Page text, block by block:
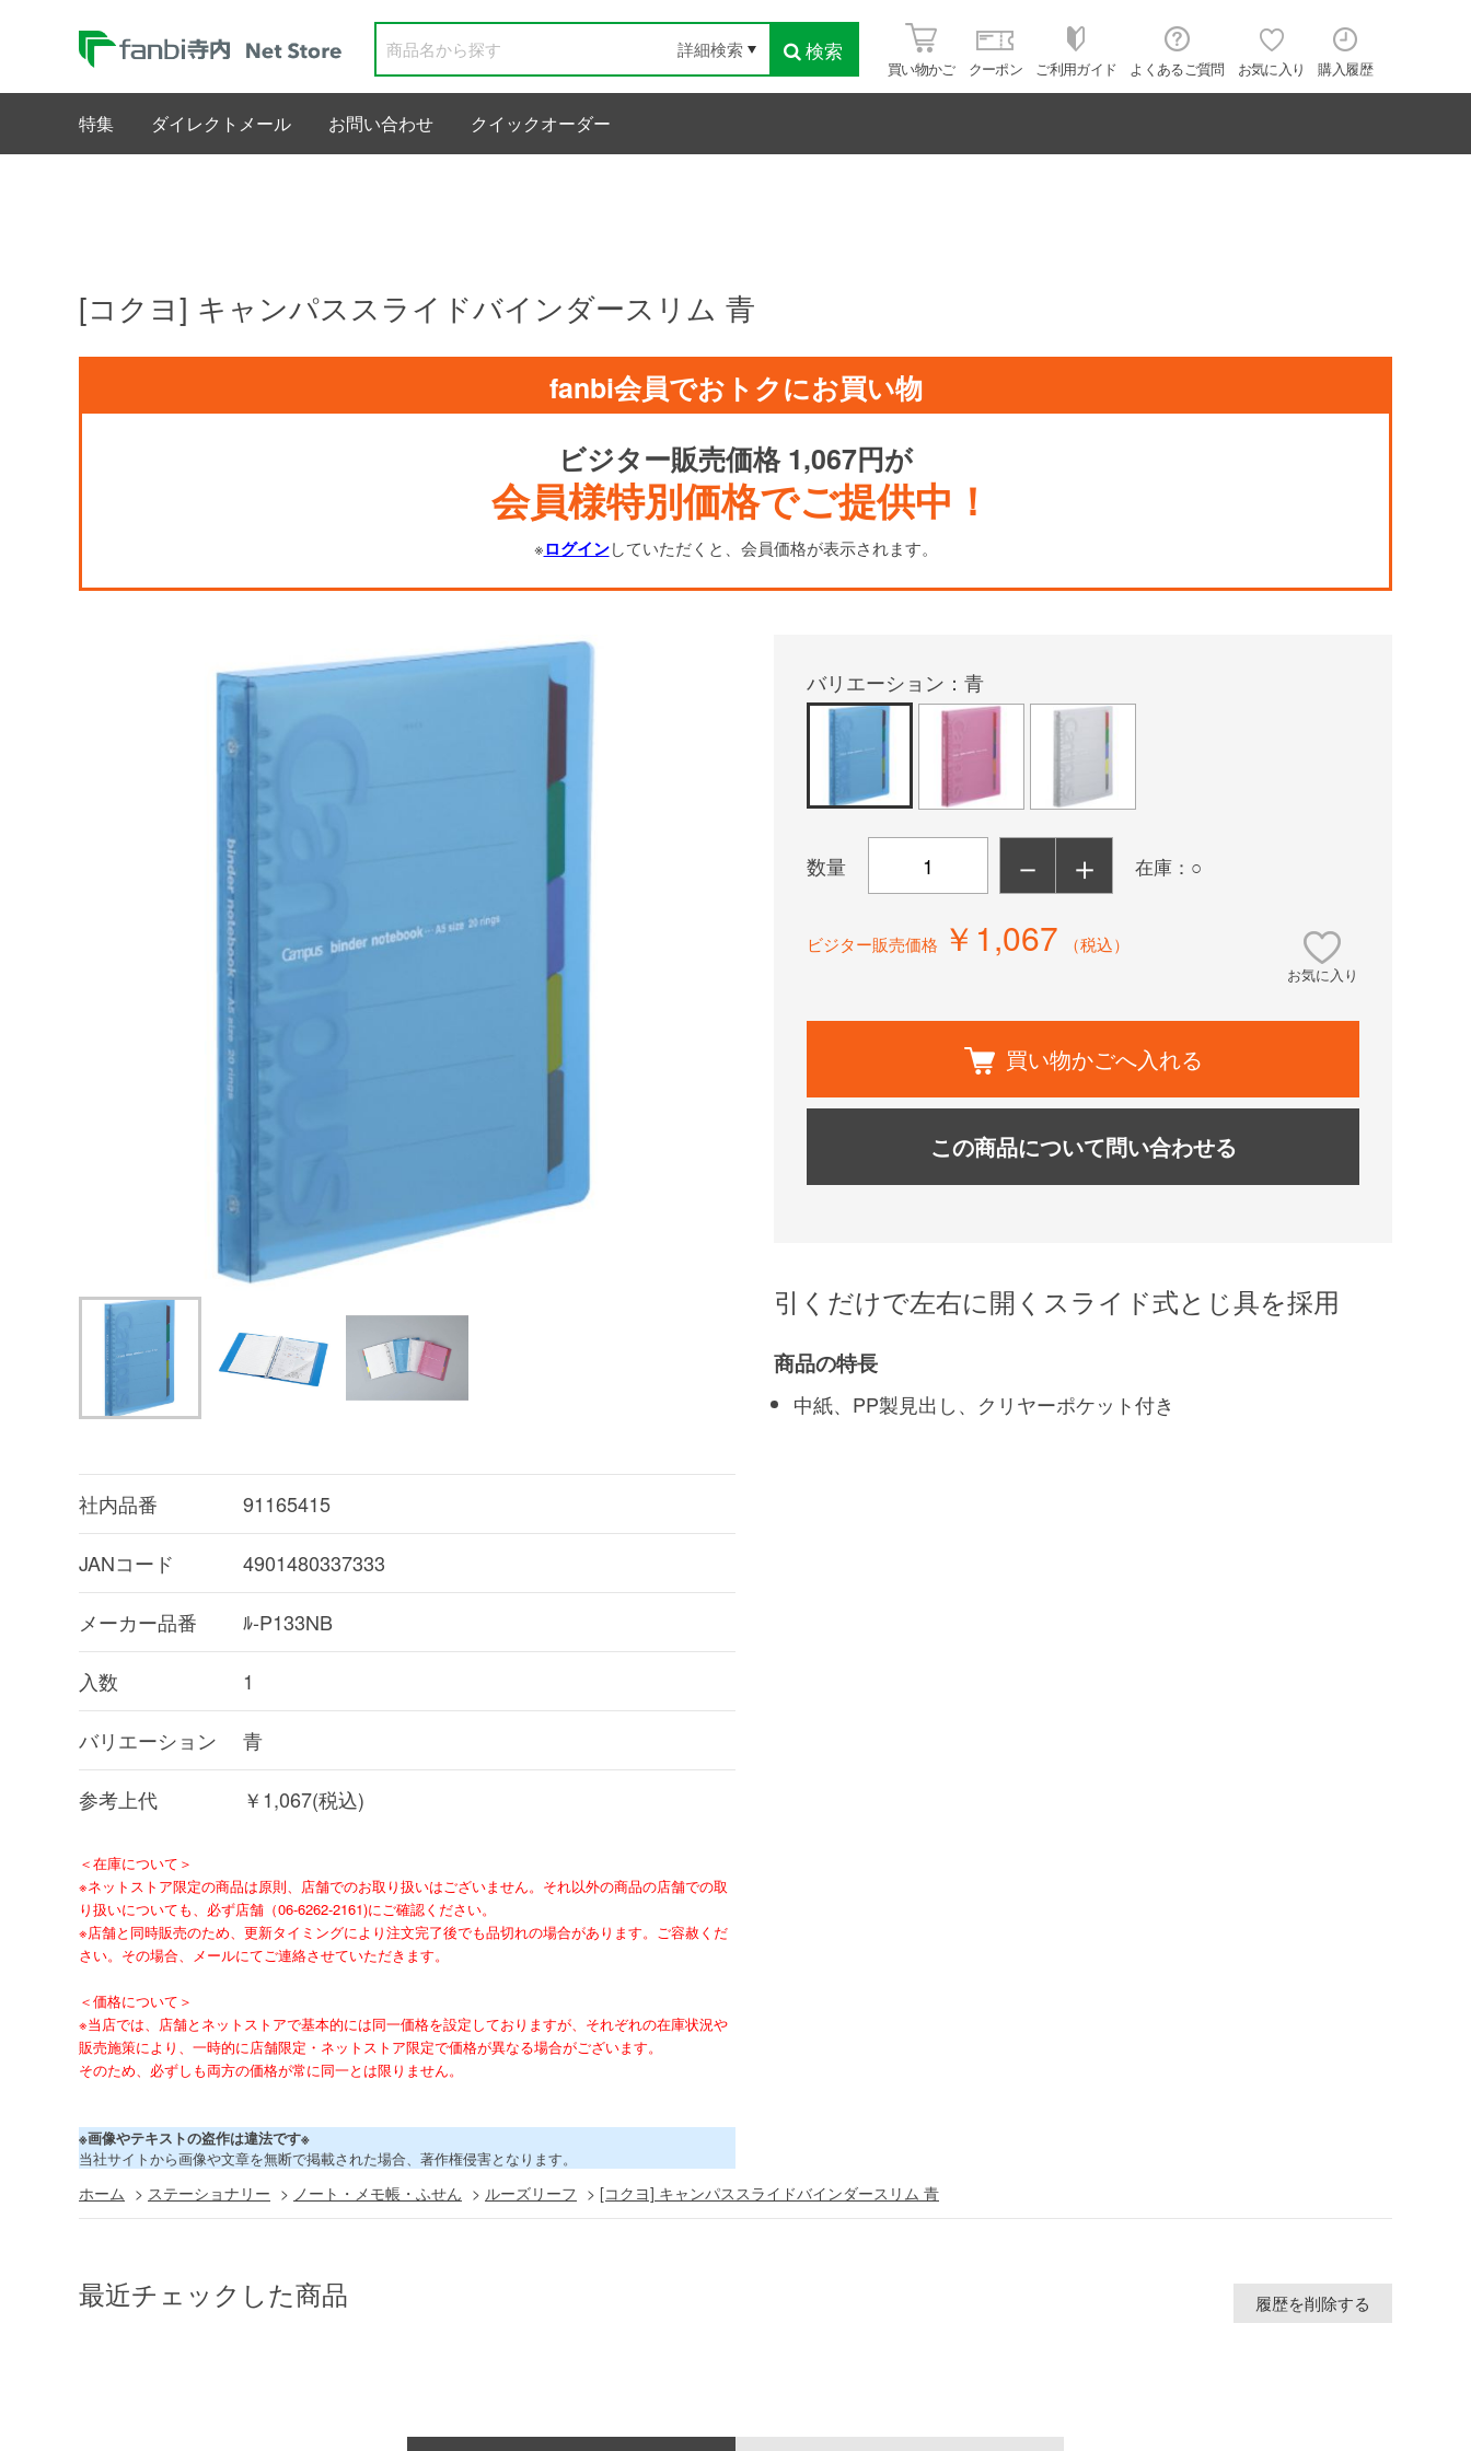
検索
詳細検索
買い物かご クーポン ご利用ガイド よくあるご質問 お気に入り 購入履歴
特集 ダイレクトメール お問い合わせ クイックオーダー
[コクヨ] キャンパススライドバインダースリム 青
fanbi会員でおトクにお買い物
ビジター販売価格 1,067円が
会員様特別価格でご提供中！
※ログインしていただくと、会員価格が表示されます。
社内品番 91165415
JANコード 4901480337333
メーカー品番 ﾙ-P133NB
入数 1
バリエーション 青
参考上代 ￥1,067(税込)
＜在庫について＞
※ネットストア限定の商品は原則、店舗でのお取り扱いはございません。それ以外の商品の店舗での取
り扱いについても、必ず店舗（06-6262-2161)にご確認ください。
※店舗と同時販売のため、更新タイミングにより注文完了後でも品切れの場合があります。ご容赦くだ
さい。その場合、メールにてご連絡させていただきます。
＜価格について＞
※当店では、店舗とネットストアで基本的には同一価格を設定しておりますが、それぞれの在庫状況や
販売施策により、一時的に店舗限定・ネットストア限定で価格が異なる場合がございます。
そのため、必ずしも両方の価格が常に同一とは限りません。
※画像やテキストの盗作は違法です※
当社サイトから画像や文章を無断で掲載された場合、著作権侵害となります。
バリエーション：青
数量 － ＋ 在庫：○
ビジター販売価格 ￥1,067 （税込）
お気に入り
買い物かごへ入れる
この商品について問い合わせる
引くだけで左右に開くスライド式とじ具を採用
商品の特長
中紙、PP製見出し、クリヤーポケット付き
ホーム > ステーショナリー > ノート・メモ帳・ふせん > ルーズリーフ > [コクヨ] キャンパススライドバインダースリム 青
最近チェックした商品 履歴を削除する